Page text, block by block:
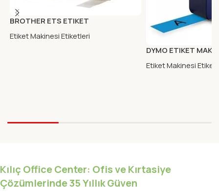
BROTHER ETS ETIKET
Etiket Makinesi Etiketleri
DYMO ETIKET
Etiket Makinesi
Kılıç Office Center: Ofis ve Kırtasiye
Çözümlerinde 35 Yıllık Güven